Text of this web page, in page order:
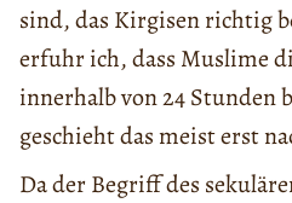
sind, das Kirgisen richtig
erfuhr ich, dass Muslime
innerhalb von 24 Stunden
geschieht das meist erst
Da der Begriff des